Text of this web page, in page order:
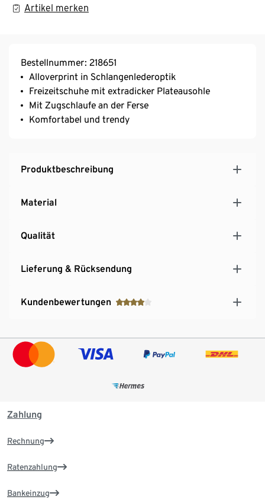
Artikel merken
Bestellnummer: 218651
Alloverprint in Schlangenlederoptik
Freizeitschuhe mit extradicker Plateausohle
Mit Zugschlaufe an der Ferse
Komfortabel und trendy
Produktbeschreibung
Material
Qualität
Lieferung & Rücksendung
Kundenbewertungen
Zahlung
Rechnung
Ratenzahlung
Bankeinzug